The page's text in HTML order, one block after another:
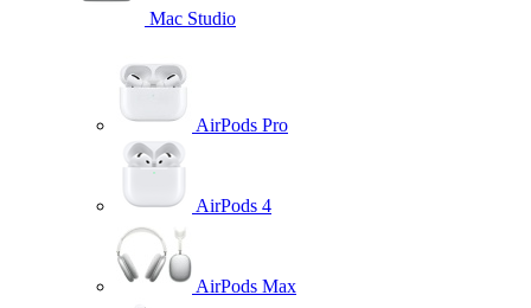
Mac Studio
AirPods Pro
AirPods 4
AirPods Max